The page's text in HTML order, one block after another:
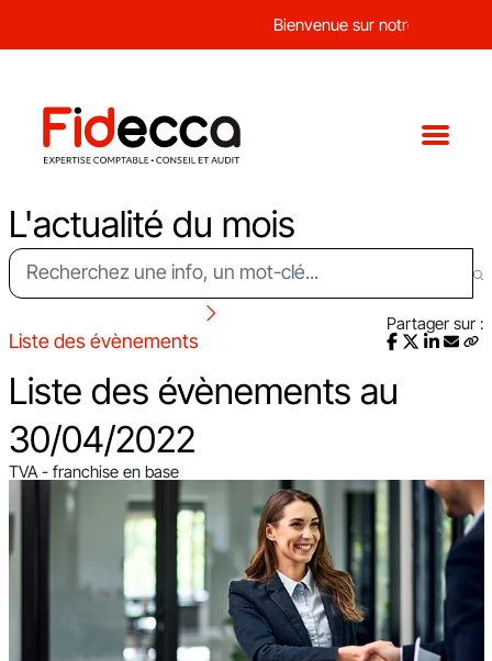
Bienvenue sur notre nouveau
L'actualité du mois
Liste des évènements
Partager sur :
Liste des évènements au
30/04/2022
TVA - franchise en base